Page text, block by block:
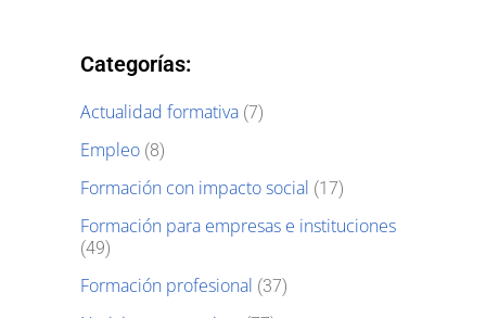
Categorías:
Actualidad formativa (7)
Empleo (8)
Formación con impacto social (17)
Formación para empresas e instituciones
(49)
Formación profesional (37)